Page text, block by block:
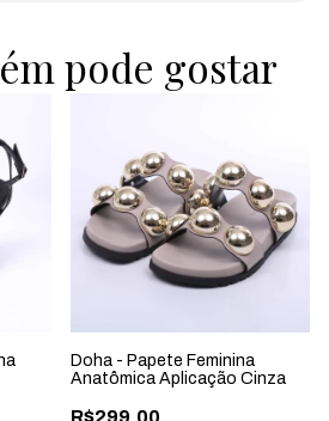
pode gostar
Doha - Papete Feminina
Anatômica Aplicação Cinza
R$299,00